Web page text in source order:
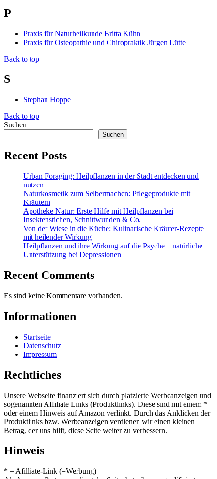
P
Praxis für Naturheilkunde Britta Kühn
Praxis für Osteopathie und Chiropraktik Jürgen Lütte
Back to top
S
Stephan Hoppe
Back to top
Suchen
Suchen
Recent Posts
Urban Foraging: Heilpflanzen in der Stadt entdecken und
nutzen
Naturkosmetik zum Selbermachen: Pflegeprodukte mit
Kräutern
Apotheke Natur: Erste Hilfe mit Heilpflanzen bei
Insektenstichen, Schnittwunden & Co.
Von der Wiese in die Küche: Kulinarische Kräuter-Rezepte
mit heilender Wirkung
Heilpflanzen und ihre Wirkung auf die Psyche – natürliche
Unterstützung bei Depressionen
Recent Comments
Es sind keine Kommentare vorhanden.
Informationen
Startseite
Datenschutz
Impressum
Rechtliches
Unsere Webseite finanziert sich durch platzierte Werbeanzeigen und
sogenannten Affiliate Links (Produktlinks). Diese sind mit einem *
oder einem Hinweis auf Amazon verlinkt. Durch das Anklicken der
Produktlinks bzw. Werbeanzeigen verdienen wir einen kleinen
Betrag, der uns hilft, diese Seite weiter zu verbessern.
Hinweis
* = Afilliate-Link (=Werbung)